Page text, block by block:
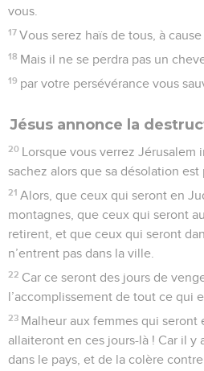
vous.
17 Vous serez haïs de tous, à cause
18 Mais il ne se perdra pas un
19 par votre persévérance vous
Jésus annonce la
20 Lorsque vous verrez Jérusalem
sachez alors que sa désolation est
21 Alors, que ceux qui seront en
montagnes, que ceux qui seront
retirent, et que ceux qui seront
n’entrent pas dans la ville.
22 Car ce seront des jours de
l’accomplissement de tout ce qui
23 Malheur aux femmes qui seront
allaiteront en ces jours-là ! Car il y
dans le pays, et de la colère